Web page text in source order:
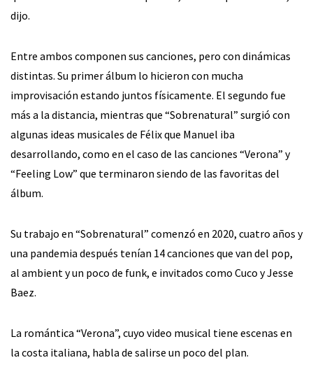
dijo.
Entre ambos componen sus canciones, pero con dinámicas
distintas. Su primer álbum lo hicieron con mucha
improvisación estando juntos físicamente. El segundo fue
más a la distancia, mientras que “Sobrenatural” surgió con
algunas ideas musicales de Félix que Manuel iba
desarrollando, como en el caso de las canciones “Verona” y
“Feeling Low” que terminaron siendo de las favoritas del
álbum.
Su trabajo en “Sobrenatural” comenzó en 2020, cuatro años y
una pandemia después tenían 14 canciones que van del pop,
al ambient y un poco de funk, e invitados como Cuco y Jesse
Baez.
La romántica “Verona”, cuyo video musical tiene escenas en
la costa italiana, habla de salirse un poco del plan.